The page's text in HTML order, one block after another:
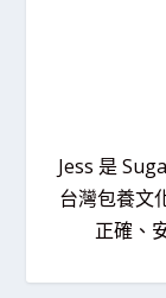
Jess 是
台灣包養文
正確、